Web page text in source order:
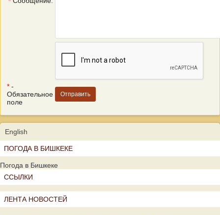
* -
Обязательное
поле
English
ПОГОДА В БИШКЕКЕ
Погода в Бишкеке
ССЫЛКИ
ЛЕНТА НОВОСТЕЙ